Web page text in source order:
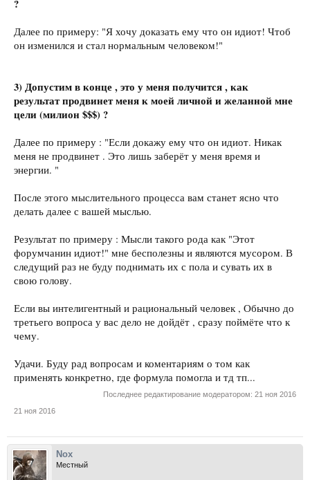
?
Далее по примеру: "Я хочу доказать ему что он идиот! Чтоб
он изменился и стал нормальным человеком!"
3) Допустим в конце , это у меня получится , как
результат продвинет меня к моей личной и желанной мне
цели (милион $$$) ?
Далее по примеру : "Если докажу ему что он идиот. Никак
меня не продвинет . Это лишь заберёт у меня время и
энергии. "
После этого мыслительного процесса вам станет ясно что
делать далее с вашей мыслью.
Результат по примеру : Мысли такого рода как "Этот
форумчанин идиот!" мне бесполезны и являются мусором. В
следущий раз не буду поднимать их с пола и сувать их в
свою голову.
Если вы интелигентный и рациональный человек , Обычно до
третьего вопроса у вас дело не дойдёт , сразу поймёте что к
чему.
Удачи. Буду рад вопросам и коментариям о том как
применять конкретно, где формула помогла и тд тп...
Последнее редактирование модератором: 21 ноя 2016
21 ноя 2016
Nox
Местный